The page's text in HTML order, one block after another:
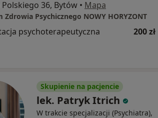
36, Bytów • Mapa
Zdrowia Psychicznego NOWY HORYZONT
psychoterapeutyczna 200 zł
Skupienie na pacjencie
lek. Patryk Itrich
W trakcie specjalizacji (Psychiatra),